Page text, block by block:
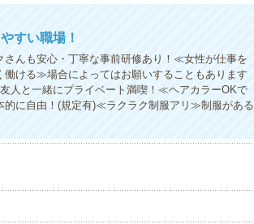
すい職場！
んも安心・丁寧な事前研修あり！≪女性が仕事を
ける≫場合によってはお願いすることもあります
人と一緒にプライベート満喫！≪ヘアカラーOKで
に自由！(規定有)≪ラクラク制服アリ≫制服がある